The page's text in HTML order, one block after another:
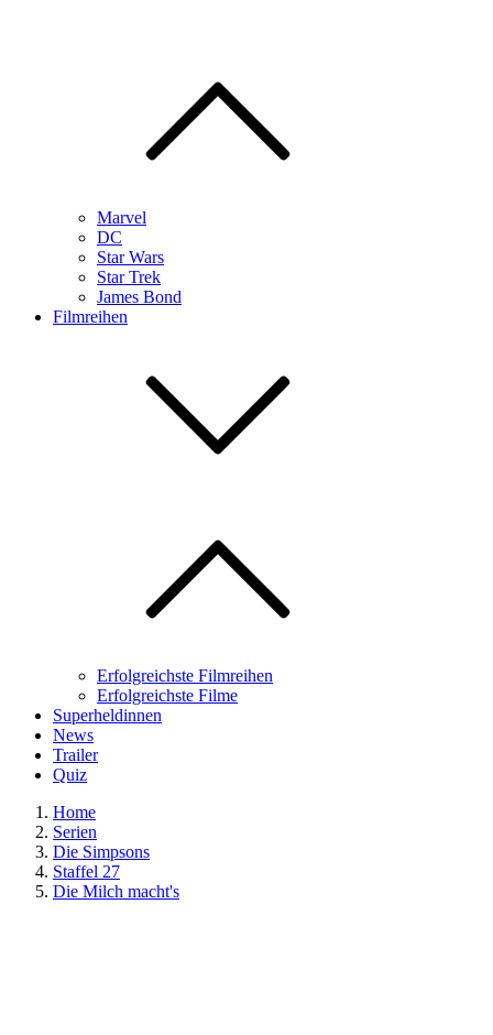
Marvel
DC
Star Wars
Star Trek
James Bond
Filmreihen
Erfolgreichste Filmreihen
Erfolgreichste Filme
Superheldinnen
News
Trailer
Quiz
Home
Serien
Die Simpsons
Staffel 27
Die Milch macht's